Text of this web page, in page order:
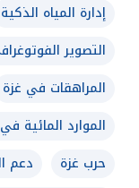
إدارة المياه الذكية
التصوير
المراهقات في غزة
الموارد المائية
حرب غزة
دعم